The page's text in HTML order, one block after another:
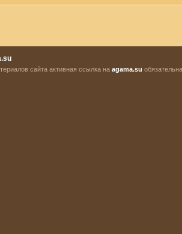
сайта активная ссылка на agama.su